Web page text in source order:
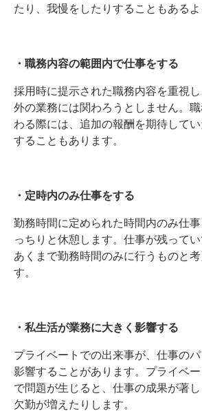
たり、我慢をしたりすることもあるよ
・職務内容の範囲内で仕事をする
採用時に提示された職務内容を重視
外の業務には関わろうとしません。
わる際には、追加の報酬を期待して
することもあります。
・定時内のみ仕事をする
勤務時間に定められた時間内のみ仕
っちりと休憩します。仕事が残って
あくまで勤務時間のみに行うものと
す。
・私生活が業務に大きく影響する
プライベートでの出来事が、仕事の
影響することがあります。プライベ
で問題が生じると、仕事の成果が著
欠勤が増えたりします。